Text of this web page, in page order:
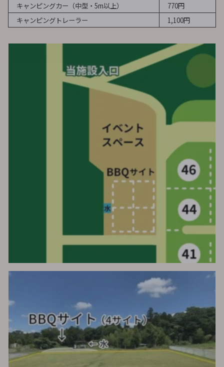
キャンピングカー（中型・5m以上）
770円
キャンピングトレーラー
1,100円